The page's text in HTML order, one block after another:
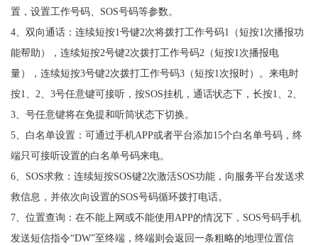
置，设置工作号码、SOS号码等参数。
4、双向通话：连续短按1号键2次将拨打工作号码1（短按1次播报功
能帮助），连续短按2号键2次拨打工作号码2（短按1次播报电
量），连续短按3号键2次拨打工作号码3（短按1次报时）。来电时
按1、2、3号任意键可接听，按SOS挂机，通话状态下，长按1、2、
3、号任意键将在免提和听筒状态下切换。
5、白名单设置：可通过手机APP或者平台添加15个白名单号码，终
端只可接听设置的白名单号码来电。
6、SOS求救：连续短按SOS键2次激活SOS功能，向服务平台发送求
救信息，并依次向设置的SOS号码循环拨打电话。
7、位置查询：在不能上网或不能使用APP的情况下，SOS号码手机
发送短信指令“DW”至终端，终端则会返回一条粗略的地理位置信